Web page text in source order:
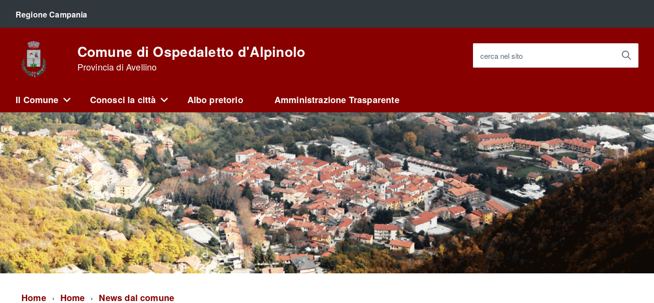
Regione Campania
Comune di Ospedaletto d'Alpinolo
Provincia di Avellino
cerca nel sito
Il Comune Conosci la città Albo pretorio Amministrazione Trasparente
Home Home News dal comune